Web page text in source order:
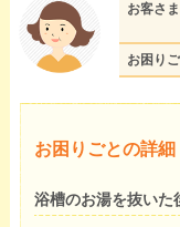
お客さま
お困り
お困りごとの詳
浴槽のお湯を抜いた